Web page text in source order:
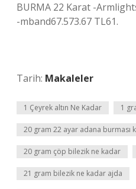
BURMA 22 Karat -
-mband67.573.67 TL61.
Tarih: Makaleler
1 Çeyrek altın Ne Kadar 1
20 gram 22 ayar adana burması
20 gram çöp bilezik ne kadar
21 gram bilezik ne kadar ajda